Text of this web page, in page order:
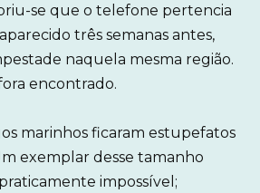
se que o telefone pertencia
três semanas antes,
naquela mesma região.
encontrado.
marinhos ficaram estupefatos
exemplar desse tamanho
impossível;